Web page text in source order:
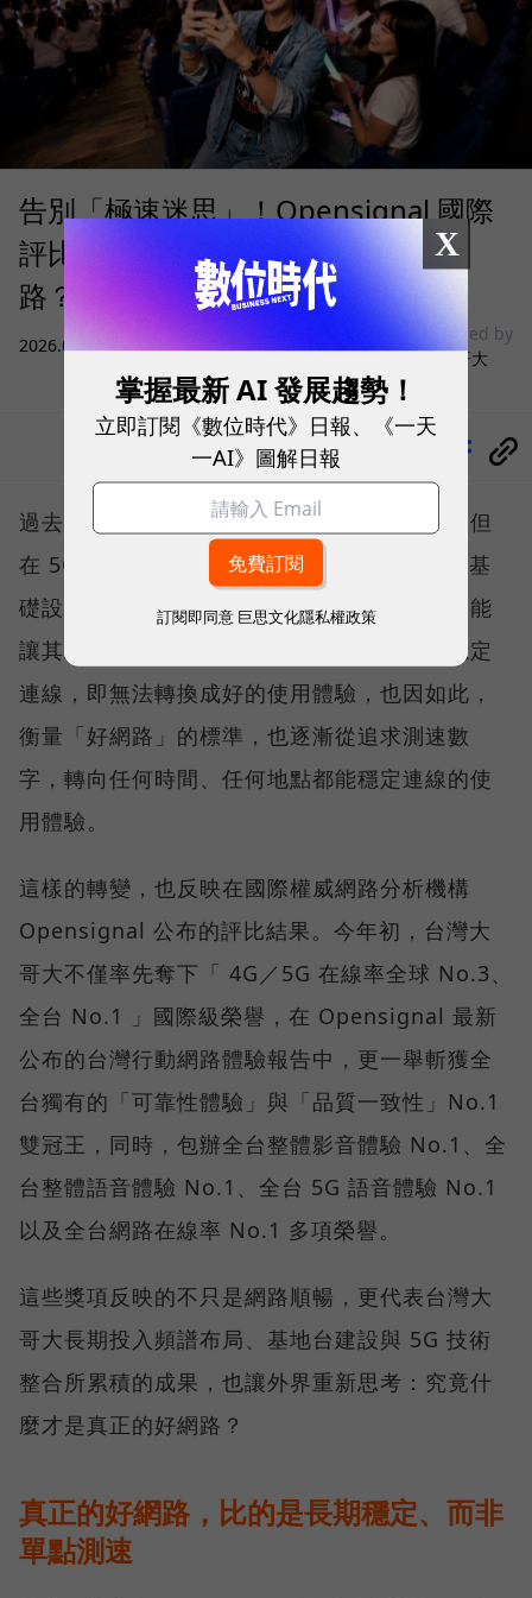
告別「極速迷思」！Opensignal 國際
評比揭密：什麼才是 5G 時代的好網
路？
2026.08.03|3C生活
sponsored by
台灣大哥大
過去，下載速度是評價電信服務的重要指標，但
在 5G 成為工作、娛樂、生活不可或缺的數位基
礎設施後，消費者發現，再快的網速，如果不能
讓其在人潮聚集、高速移動或室內空間維持穩定
連線，即無法轉換成好的使用體驗，也因如此，
衡量「好網路」的標準，也逐漸從追求測速數
字，轉向任何時間、任何地點都能穩定連線的使
用體驗。
這樣的轉變，也反映在國際權威網路分析機構
Opensignal 公布的評比結果。今年初，台灣大
哥大不僅率先奪下「 4G／5G 在線率全球 No.3、
全台 No.1 」國際級榮譽，在 Opensignal 最新
公布的台灣行動網路體驗報告中，更一舉斬獲全
台獨有的「可靠性體驗」與「品質一致性」No.1
雙冠王，同時，包辦全台整體影音體驗 No.1、全
台整體語音體驗 No.1、全台 5G 語音體驗 No.1
以及全台網路在線率 No.1 多項榮譽。
這些獎項反映的不只是網路順暢，更代表台灣大
哥大長期投入頻譜布局、基地台建設與 5G 技術
整合所累積的成果，也讓外界重新思考：究竟什
麼才是真正的好網路？
真正的好網路，比的是長期穩定、而非
單點測速
X
掌握最新 AI 發展趨勢！
立即訂閱《數位時代》日報、《一天
一AI》圖解日報
訂閱即同意 巨思文化隱私權政策